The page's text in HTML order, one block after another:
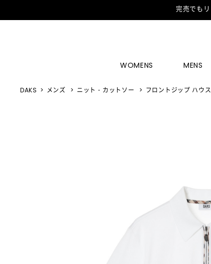
完売でも
WOMENS MENS
DAKS メンズ ニット・カットソー フロントジップ ハウ